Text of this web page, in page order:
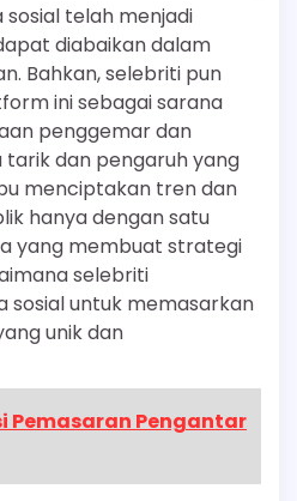
sosial telah menjadi
diabaikan dalam
Bahkan, selebriti pun
ini sebagai sarana
penggemar dan
tarik dan pengaruh yang
menciptakan tren dan
hanya dengan satu
yang membuat strategi
selebriti
sosial untuk memasarkan
unik dan
Pemasaran Pengantar